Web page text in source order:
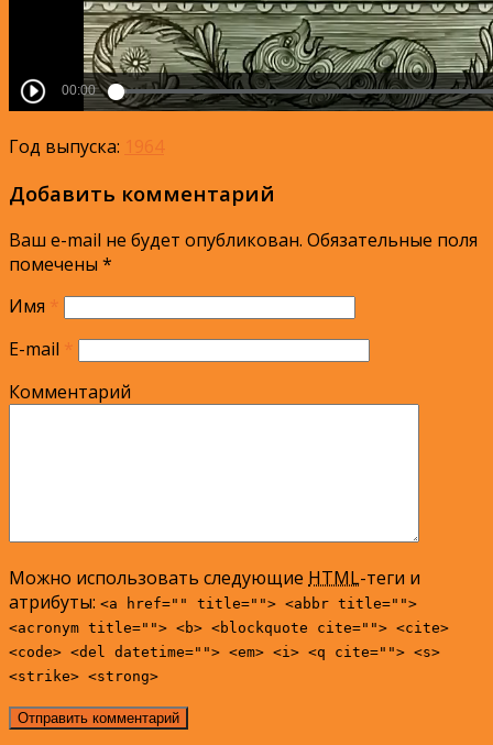
Год выпуска: 1964
Добавить комментарий
Ваш e-mail не будет опубликован. Обязательные поля
помечены *
Имя *
E-mail *
Комментарий
Можно использовать следующие HTML-теги и
атрибуты: <a href="" title=""> <abbr title="">
<acronym title=""> <b> <blockquote cite=""> <cite>
<code> <del datetime=""> <em> <i> <q cite=""> <s>
<strike> <strong>